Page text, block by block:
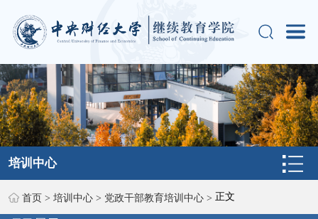
培训中心
首页 > 培训中心 > 党政干部教育培训中心 > 正文